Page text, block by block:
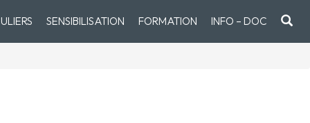
SENSIBILISATION FORMATION INFO – DOC